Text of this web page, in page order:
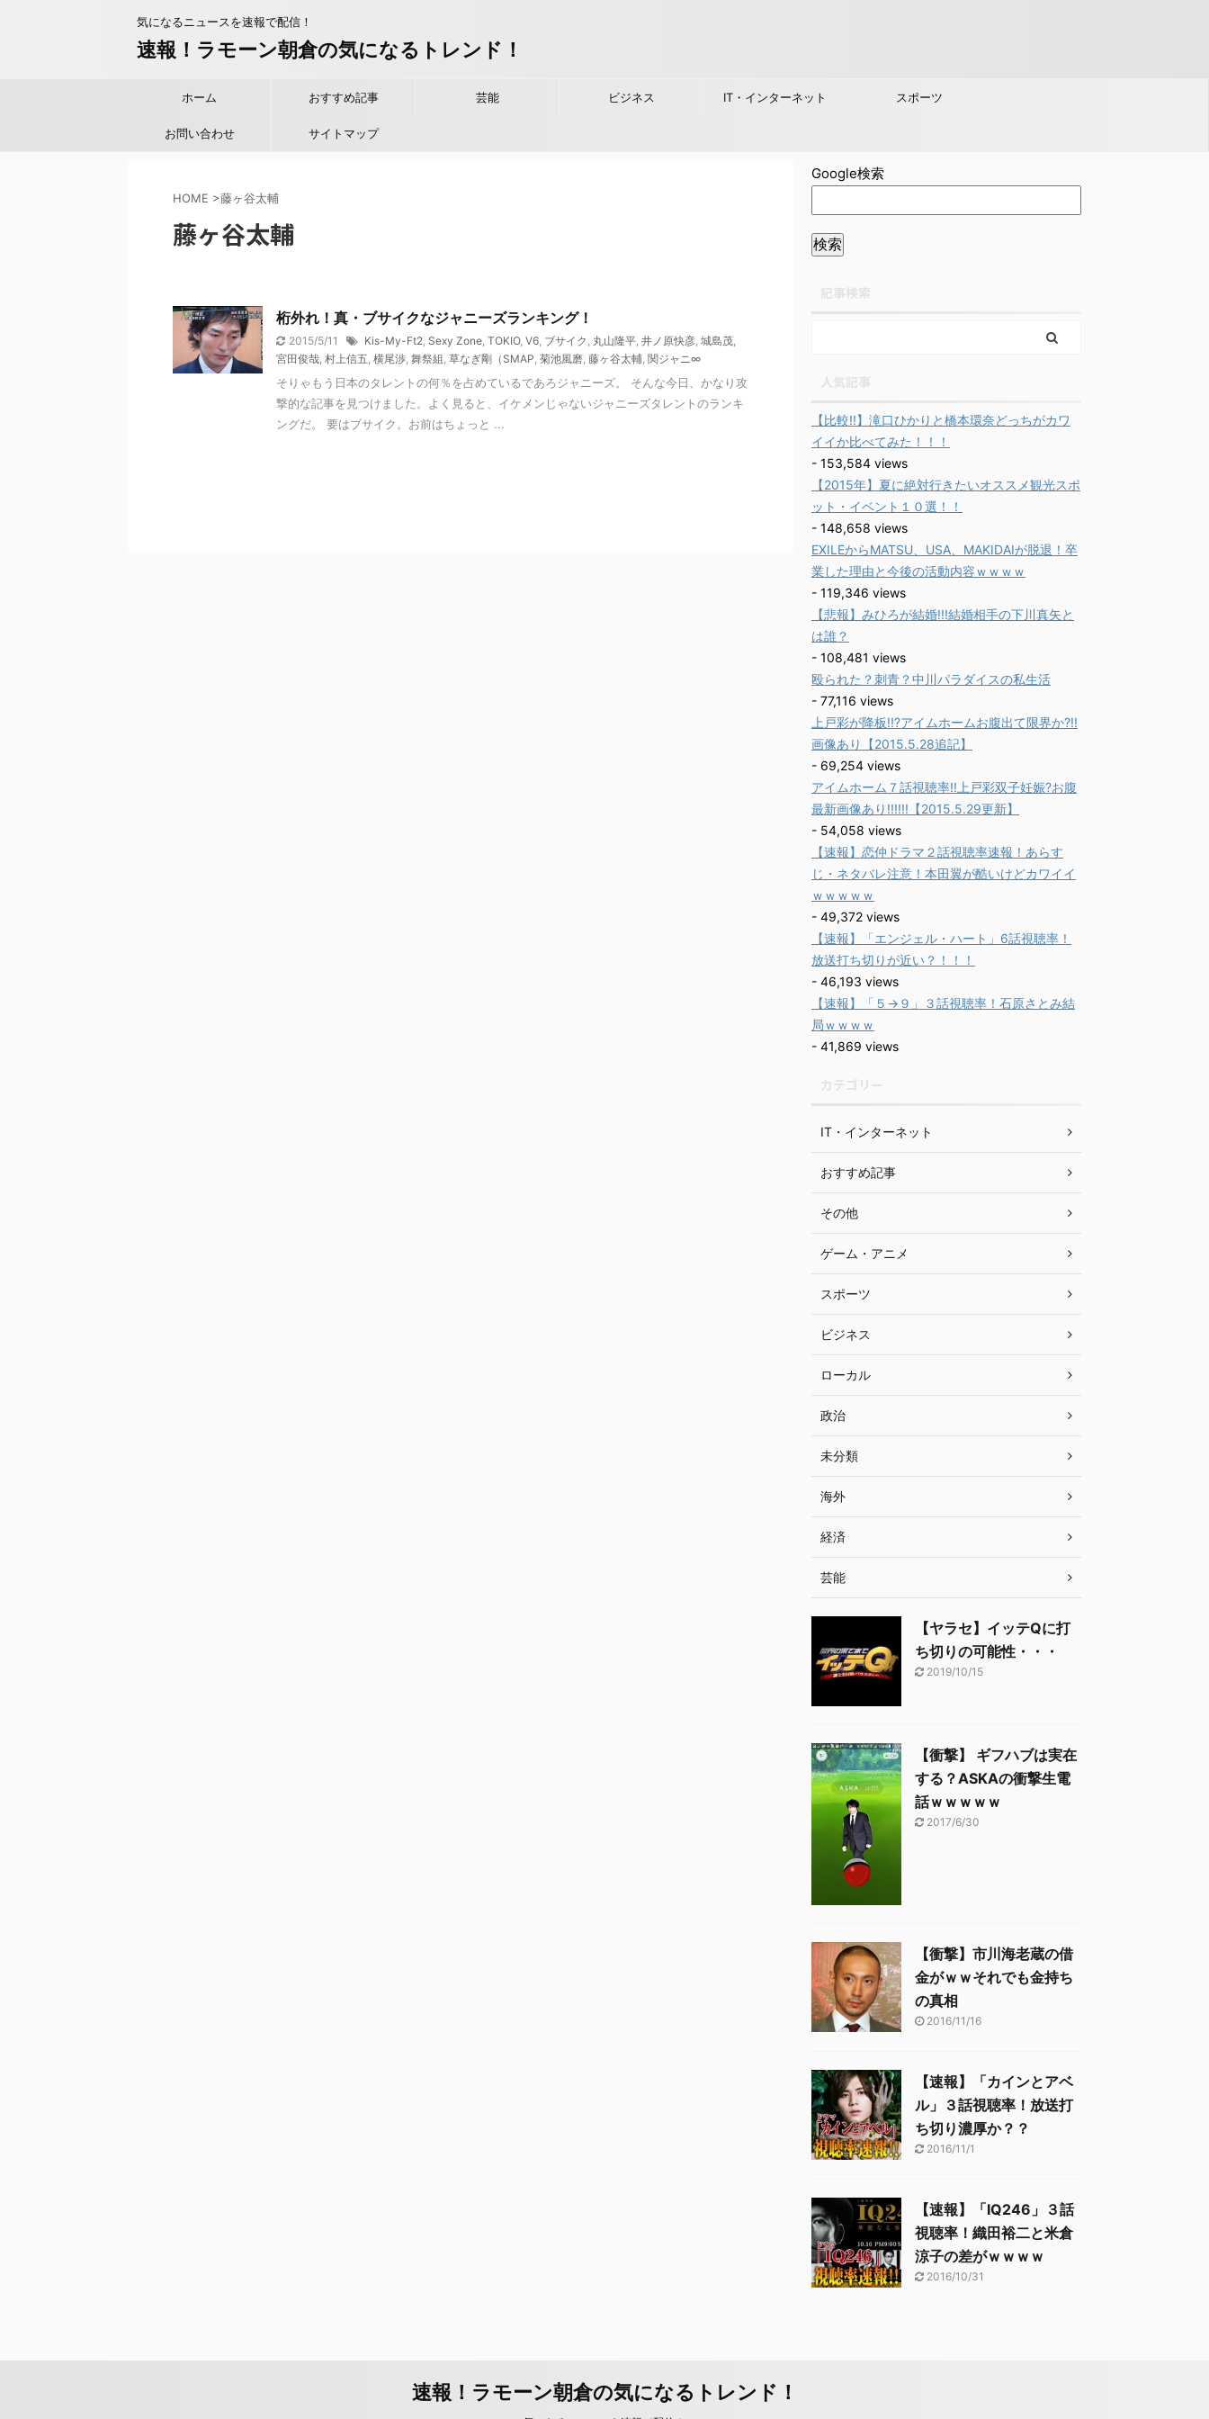
気になるニュースを速報で配信！
速報！ラモーン朝倉の気になるトレンド！
ホーム おすすめ記事 芸能 ビジネス IT・インターネット スポーツ
お問い合わせ サイトマップ
HOME >藤ヶ谷太輔
藤ヶ谷太輔
桁外れ！真・ブサイクなジャニーズランキング！
2015/5/11 Kis-My-Ft2, Sexy Zone, TOKIO, V6, ブサイク , 丸山隆平, 井ノ原快彦, 城島茂,
宮田俊哉, 村上信五, 横尾渉, 舞祭組, 草なぎ剛（SMAP, 菊池風磨, 藤ヶ谷太輔, 関ジャニ∞
そりゃもう日本のタレントの何％を占めているであろジャニーズ。 そんな今日、かなり攻
撃的な記事を見つけました。よく見ると、イケメンじゃないジャニーズタレントのランキ
ングだ。 要はブサイク。お前はちょっと ...
Google検索
【比較!!】滝口ひかりと橋本環奈どっちがカワ
イイか比べてみた！！！
- 153,584 views
【2015年】夏に絶対行きたいオススメ観光スポ
ット・イベント１０選！！
- 148,658 views
EXILEからMATSU、USA、MAKIDAIが脱退！卒
業した理由と今後の活動内容ｗｗｗｗ
- 119,346 views
【悲報】みひろが結婚!!!結婚相手の下川真矢と
は誰？
- 108,481 views
殴られた？刺青？中川パラダイスの私生活
- 77,116 views
上戸彩が降板!!?アイムホームお腹出て限界か?!!
画像あり【2015.5.28追記】
- 69,254 views
アイムホーム７話視聴率!!上戸彩双子妊娠?お腹
最新画像あり!!!!!!【2015.5.29更新】
- 54,058 views
【速報】恋仲ドラマ２話視聴率速報！あらす
じ・ネタバレ注意！本田翼が酷いけどカワイイ
ｗｗｗｗｗ
- 49,372 views
【速報】「エンジェル・ハート」6話視聴率！
放送打ち切りが近い？！！！
- 46,193 views
【速報】「５→９」３話視聴率！石原さとみ結
局ｗｗｗｗ
- 41,869 views
IT・インターネット
おすすめ記事
その他
ゲーム・アニメ
スポーツ
ビジネス
ローカル
政治
未分類
海外
経済
芸能
【ヤラセ】イッテQに打
ち切りの可能性・・・
2019/10/15
【衝撃】 ギフハブは実在
する？ASKAの衝撃生電
話ｗｗｗｗｗ
2017/6/30
【衝撃】市川海老蔵の借
金がｗｗそれでも金持ち
の真相
2016/11/16
【速報】「カインとアベ
ル」３話視聴率！放送打
ち切り濃厚か？？
2016/11/1
【速報】「IQ246」３話
視聴率！織田裕二と米倉
涼子の差がｗｗｗｗ
2016/10/31
速報！ラモーン朝倉の気になるトレンド！